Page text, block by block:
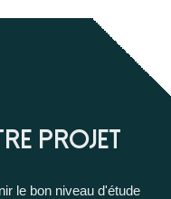
projet
le bon niveau d'étude